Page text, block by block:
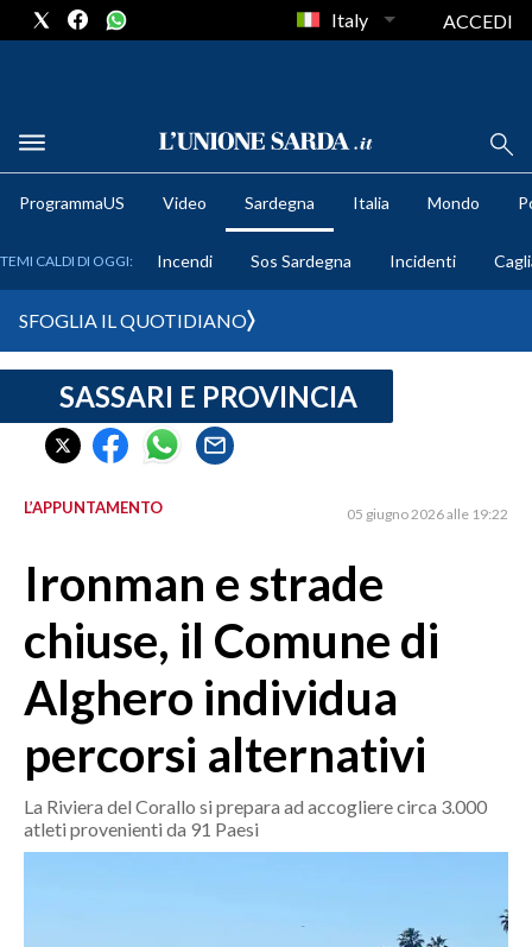
METEO
CRONACA SARDEGNA
CAGLIARI
SULCIS IGLESIENTE
ORISTANO E PROVINCIA
GALLURA
NUORO E PROVINCIA
OGLIASTRA
AGENDA
CRONACA
ITALIA
Italy ACCEDI
ProgrammaUS Video Sardegna Italia Mondo
TEMI CALDI DI OGGI: Incendi Sos Sardegna Incidenti
SFOGLIA IL QUOTIDIANO
SASSARI E PROVINCIA
L’APPUNTAMENTO 05 giugno 2026 alle 19:22
Ironman e strade
chiuse, il Comune di
Alghero individua
percorsi alternativi
La Riviera del Corallo si prepara ad accogliere circa 3.000
atleti provenienti da 91 Paesi